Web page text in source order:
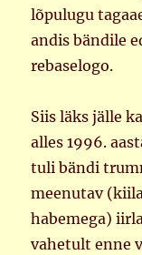
lõpulugu
andis bändile
rebaselogo.
Siis läks jälle
alles 1996.
tuli bändi
meenutav
habemega)
vahetult enne